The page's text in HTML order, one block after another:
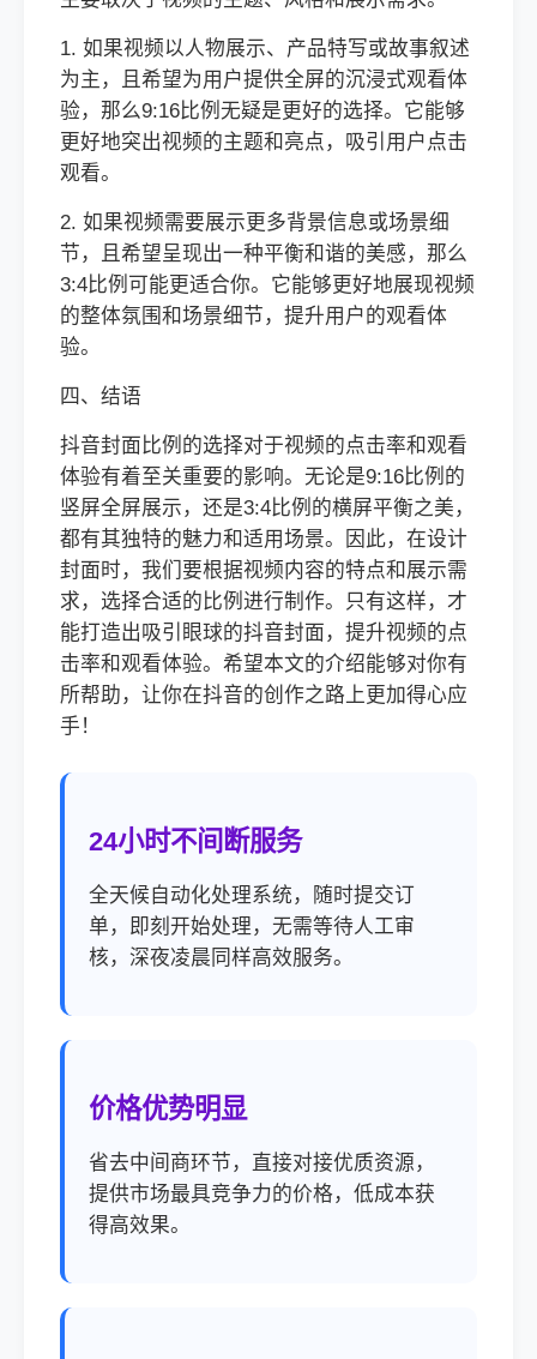
1. 如果视频以人物展示、产品特写或故事叙述
为主，且希望为用户提供全屏的沉浸式观看体
验，那么9:16比例无疑是更好的选择。它能够
更好地突出视频的主题和亮点，吸引用户点击
观看。
2. 如果视频需要展示更多背景信息或场景细
节，且希望呈现出一种平衡和谐的美感，那么
3:4比例可能更适合你。它能够更好地展现视频
的整体氛围和场景细节，提升用户的观看体
验。
四、结语
抖音封面比例的选择对于视频的点击率和观看
体验有着至关重要的影响。无论是9:16比例的
竖屏全屏展示，还是3:4比例的横屏平衡之美，
都有其独特的魅力和适用场景。因此，在设计
封面时，我们要根据视频内容的特点和展示需
求，选择合适的比例进行制作。只有这样，才
能打造出吸引眼球的抖音封面，提升视频的点
击率和观看体验。希望本文的介绍能够对你有
所帮助，让你在抖音的创作之路上更加得心应
手！
24小时不间断服务
全天候自动化处理系统，随时提交订
单，即刻开始处理，无需等待人工审
核，深夜凌晨同样高效服务。
价格优势明显
省去中间商环节，直接对接优质资源，
提供市场最具竞争力的价格，低成本获
得高效果。